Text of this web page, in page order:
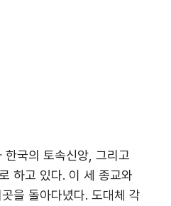
한국의 토속신앙, 그리고
하고 있다. 이 세 종교와
을 돌아다녔다. 도대체 각